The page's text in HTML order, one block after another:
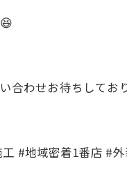
合わせお待ちしてお
#地域密着1番店 #